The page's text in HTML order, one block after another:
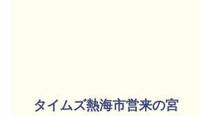
タイムズ熱海市営来の宮